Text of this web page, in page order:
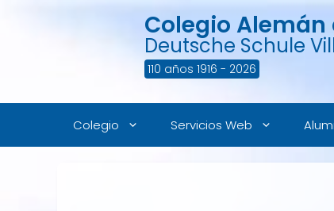
Colegio
Deutsche Schule
110 años 1916 - 2026
Colegio Servicios Web